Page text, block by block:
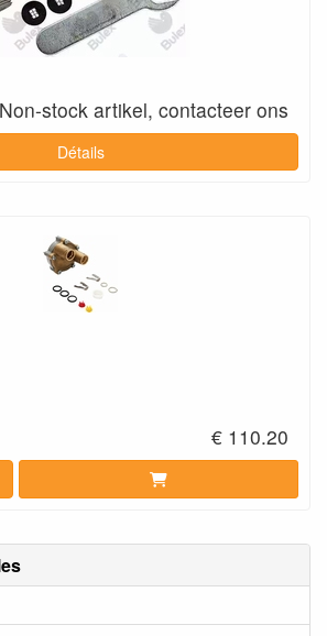
Non-stock artikel, contacteer ons
Détails
€ 110.20